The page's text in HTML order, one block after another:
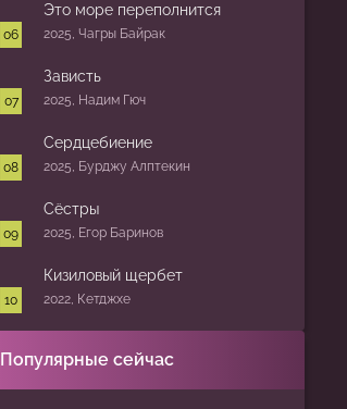
Это море переполнится
2025, Чагры Байрак
Зависть
2025, Надим Гюч
Сердцебиение
2025, Бурджу Алптекин
Сёстры
2025, Егор Баринов
Кизиловый щербет
2022, Кетджхе
Популярные сейчас